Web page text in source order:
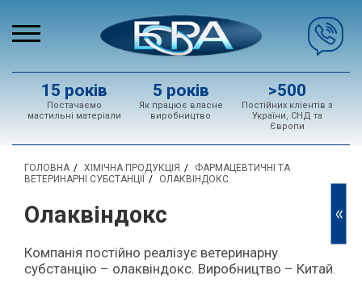
15 років
Постачаємо
мастильні матеріали
5 років
Як працює власне
виробництво
>500
Постійних кліентів з
України, СНД та
Європи
ГОЛОВНА ХІМІЧНА ПРОДУКЦІЯ
ФАРМАЦЕВТИЧНІ ТА
ВЕТЕРИНАРНІ СУБСТАНЦІЇ
ОЛАКВІНДОКС
Олаквіндокс
Компанія постійно реалізує ветеринарну
субстанцію – олаквіндокс. Виробництво – Китай.
<<